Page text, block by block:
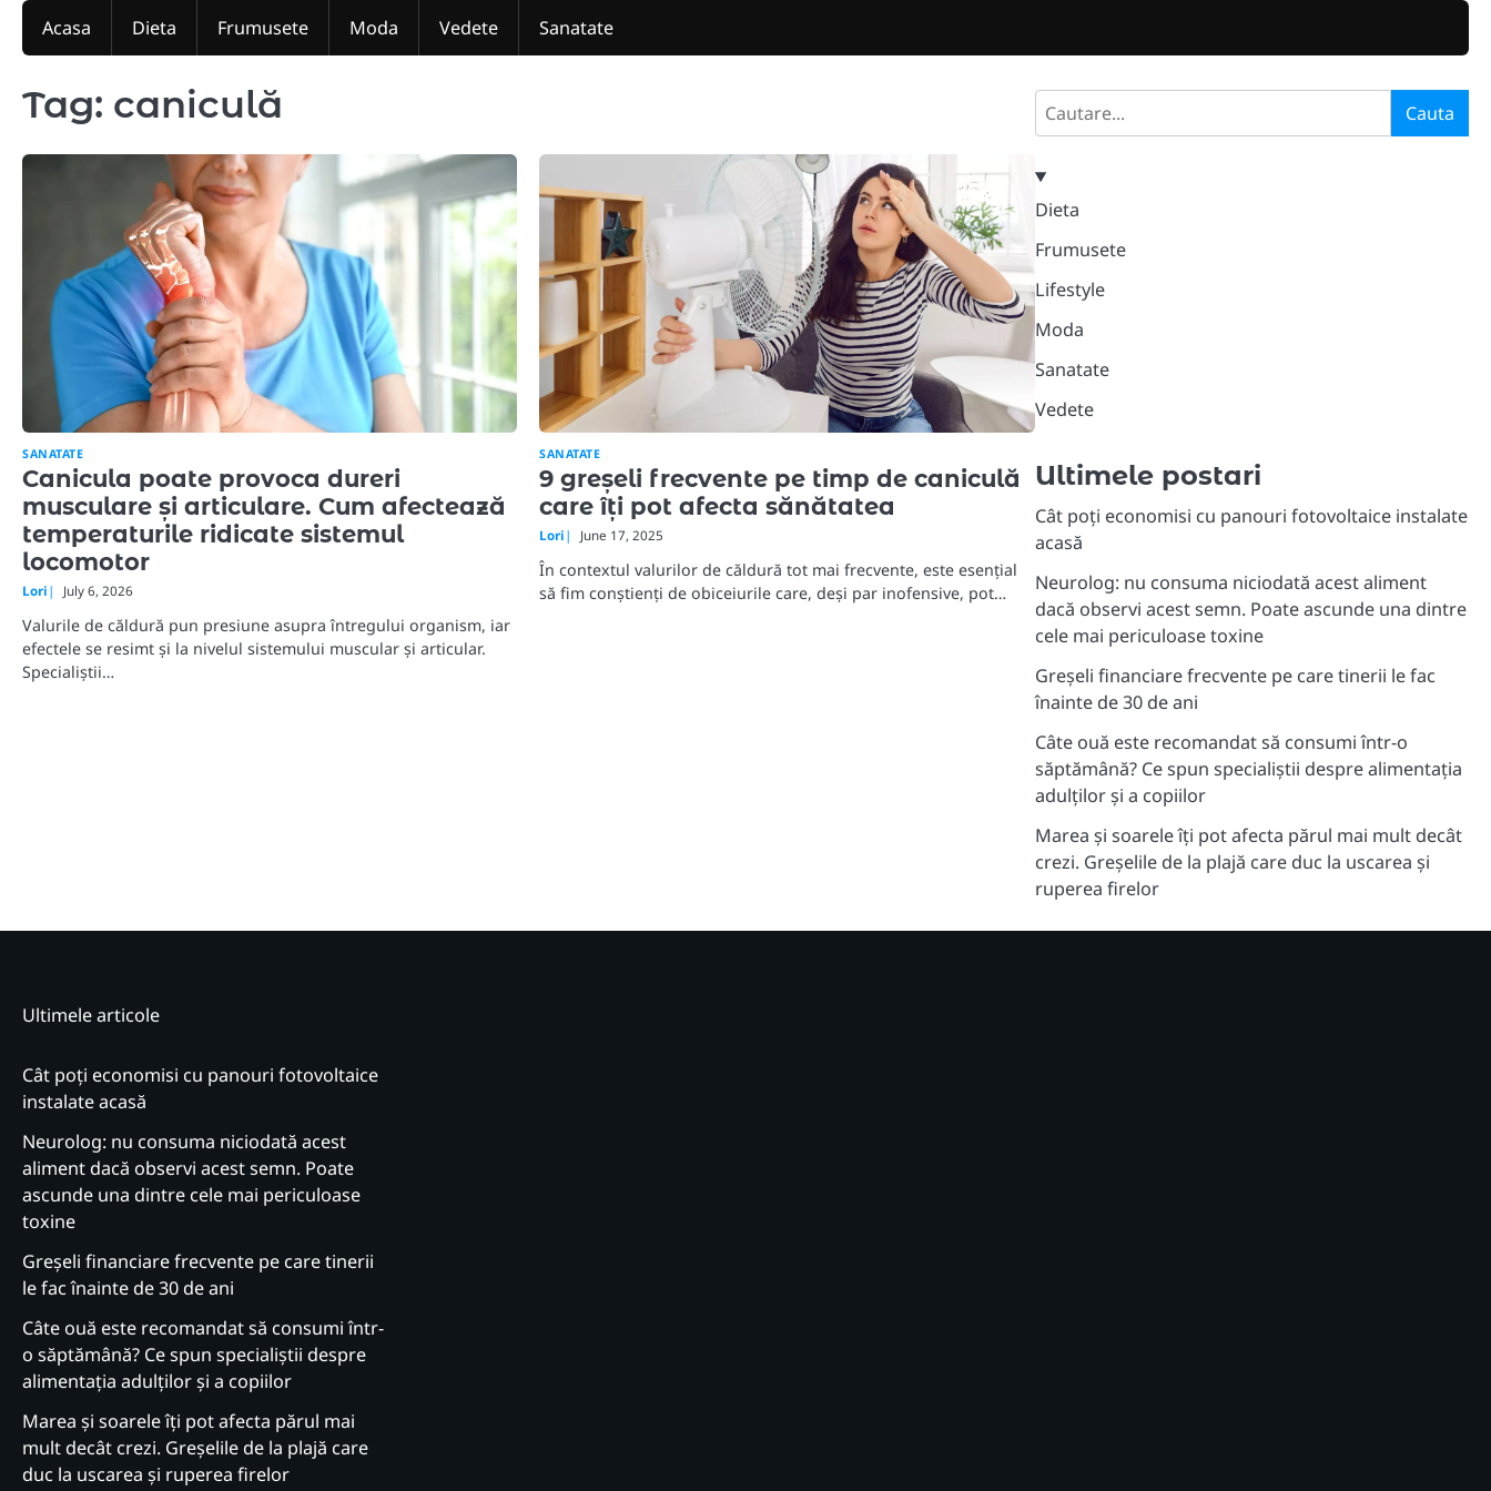
Skip
Acasa Dieta Frumusete Moda Vedete Sanatate
Tag: caniculă
SANATATE
Canicula poate provoca dureri
musculare și articulare. Cum afectează
temperaturile ridicate sistemul
locomotor
Lori July 6, 2026
Valurile de căldură pun presiune asupra întregului organism, iar
efectele se resimt și la nivelul sistemului muscular și articular.
Specialiștii…
SANATATE
9 greșeli frecvente pe timp de caniculă
care îți pot afecta sănătatea
Lori June 17, 2025
În contextul valurilor de căldură tot mai frecvente, este esențial
să fim conștienți de obiceiurile care, deși par inofensive, pot…
Search Cauta
Dieta
Frumusete
Lifestyle
Moda
Sanatate
Vedete
Ultimele postari
Cât poți economisi cu panouri fotovoltaice instalate
acasă
Neurolog: nu consuma niciodată acest aliment
dacă observi acest semn. Poate ascunde una dintre
cele mai periculoase toxine
Greșeli financiare frecvente pe care tinerii le fac
înainte de 30 de ani
Câte ouă este recomandat să consumi într-o
săptămână? Ce spun specialiștii despre alimentația
adulților și a copiilor
Marea și soarele îți pot afecta părul mai mult decât
crezi. Greșelile de la plajă care duc la uscarea și
ruperea firelor
Ultimele articole
Cât poți economisi cu panouri fotovoltaice
instalate acasă
Neurolog: nu consuma niciodată acest
aliment dacă observi acest semn. Poate
ascunde una dintre cele mai periculoase
toxine
Greșeli financiare frecvente pe care tinerii
le fac înainte de 30 de ani
Câte ouă este recomandat să consumi într-
o săptămână? Ce spun specialiștii despre
alimentația adulților și a copiilor
Marea și soarele îți pot afecta părul mai
mult decât crezi. Greșelile de la plajă care
duc la uscarea și ruperea firelor